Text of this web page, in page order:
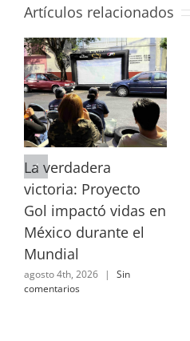
Artículos relacionados
La verdadera
victoria: Proyecto
Gol impactó vidas en
México durante el
Mundial
agosto 4th, 2026 |
Sin
comentarios